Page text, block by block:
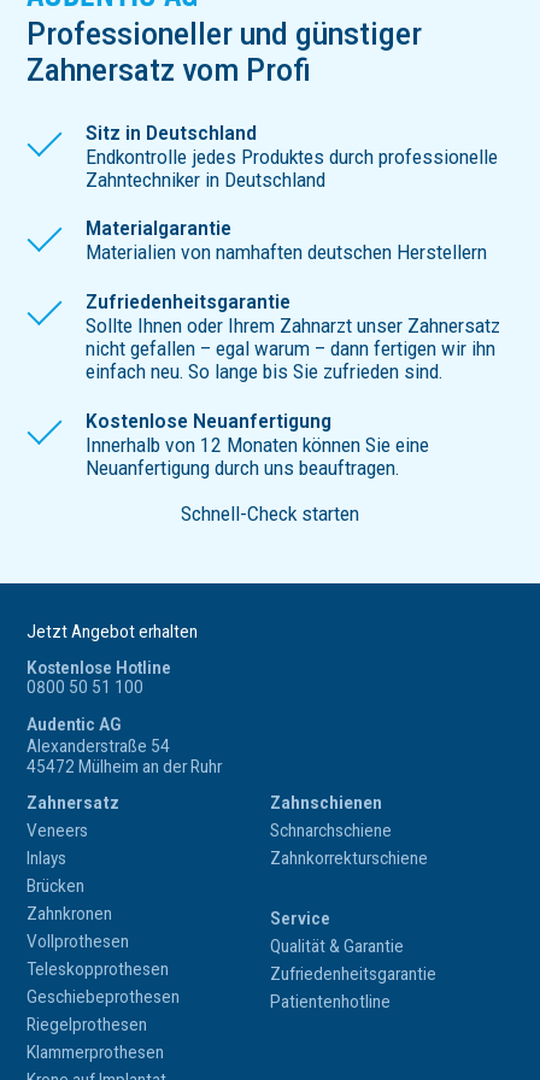
Profes­sio­neller und günstiger
Zahnersatz vom Profi
Sitz in Deutschland
Endkontrolle jedes Produktes durch professionelle
Zahntechniker in Deutschland
Materialgarantie
Materialien von namhaften deutschen Herstellern
Zufriedenheitsgarantie
Sollte Ihnen oder Ihrem Zahnarzt unser Zahnersatz
nicht gefallen – egal warum – dann fertigen wir ihn
einfach neu. So lange bis Sie zufrieden sind.
Kostenlose Neuanfertigung
Innerhalb von 12 Monaten können Sie eine
Neuanfertigung durch uns beauftragen.
Schnell-Check starten
Jetzt Angebot erhalten
Kostenlose Hotline
0800 50 51 100
Audentic AG
Alexanderstraße 54
45472 Mülheim an der Ruhr
Zahnersatz
Veneers
Inlays
Brücken
Zahnkronen
Vollprothesen
Teleskopprothesen
Geschiebeprothesen
Riegelprothesen
Klammerprothesen
Zahnschienen
Schnarchschiene
Zahnkorrekturschiene
Service
Qualität & Garantie
Zufriedenheitsgarantie
Patientenhotline